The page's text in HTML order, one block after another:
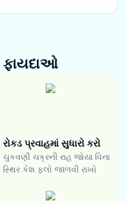
ફાયદાઓ
રોકડ પ્રવાહમાં સુધારો કરો
ચુકવણી ચક્રની રાહ જોયા વિના
સ્થિર કેશ ફ્લો જાળવી રાખો